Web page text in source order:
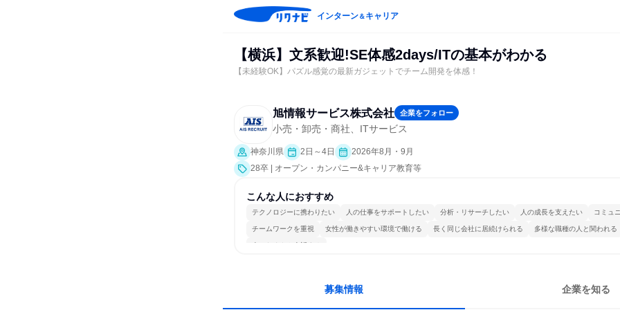
インターン＆キャリア
【横浜】文系歓迎!SE体感2days/ITの基本がわかる
【未経験OK】パズル感覚の最新ガジェットでチーム開発を体感！
旭情報サービス株式会社 企業をフォロー
小売・卸売・商社、ITサービス
神奈川県 2日～4日
2026年8月・9月
28卒 | オープン・カンパニー&キャリア教育等
こんな人におすすめ
テクノロジーに携わりたい 人の仕事をサポートしたい 分析・リサーチしたい 人の成長を支えたい コミュ
チームワークを重視 女性が働きやすい環境で働ける 長く同じ会社に居続けられる 多様な職種の人と関われる
人とたくさん会話する
募集情報 企業を知る